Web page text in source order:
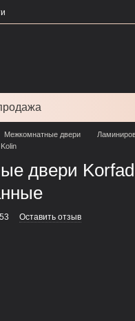
Межкомнатные двери
двери
Оставить отзыв